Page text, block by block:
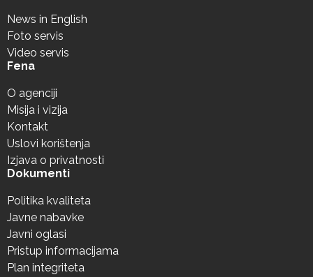
News in English
Foto servis
Video servis
Fena
O agenciji
Misija i vizija
Kontakt
Uslovi korištenja
Izjava o privatnosti
Dokumenti
Politika kvaliteta
Javne nabavke
Javni oglasi
Pristup informacijama
Plan integriteta